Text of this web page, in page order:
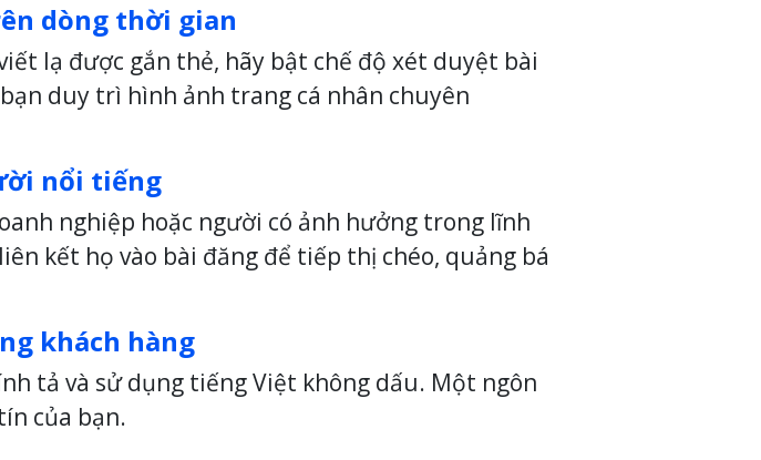
dòng thời gian
lạ được gắn thẻ, hãy bật chế độ xét duyệt bài
duy trì hình ảnh trang cá nhân chuyên
nổi tiếng
nghiệp hoặc người có ảnh hưởng trong lĩnh
kết họ vào bài đăng để tiếp thị chéo, quảng bá
khách hàng
tả và sử dụng tiếng Việt không dấu. Một ngôn
của bạn.